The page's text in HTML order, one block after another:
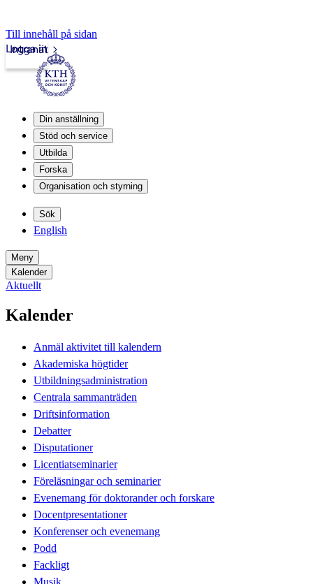
Till innehåll på sidan
Intranät
Logga in
Din anställning
Stöd och service
Utbilda
Forska
Organisation och styrning
Sök
English
Meny
Kalender
Aktuellt
Kalender
Anmäl aktivitet till kalendern
Akademiska högtider
Utbildningsadministration
Centrala sammanträden
Driftsinformation
Debatter
Disputationer
Licentiatseminarier
Föreläsningar och seminarier
Evenemang för doktorander och forskare
Docentpresentationer
Konferenser och evenemang
Podd
Fackligt
Musik